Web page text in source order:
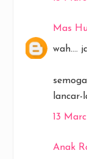
Mas
wah....
lancar-
13
Anak